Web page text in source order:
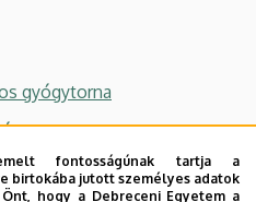
fontosságúnak tartja a
birtokába jutott személyes adatok
hogy a Debreceni Egyetem a
gyógytorna
gerinctorna